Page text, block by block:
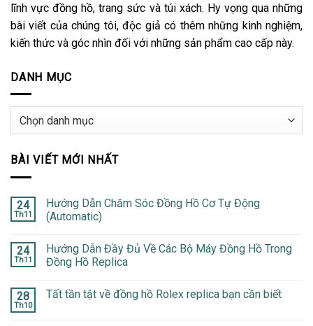
lĩnh vực đồng hồ, trang sức và túi xách. Hy vọng qua những
bài viết của chúng tôi, độc giả có thêm những kinh nghiệm,
kiến thức và góc nhìn đối với những sản phẩm cao cấp này.
DANH MỤC
Danh
BÀI VIẾT MỚI NHẤT
24
Th11
Hướng Dẫn Chăm Sóc Đồng Hồ Cơ Tự Động
(Automatic)
24
Th11
Hướng Dẫn Đầy Đủ Về Các Bộ Máy Đồng Hồ Trong
Đồng Hồ Replica
28
Th10
Tất tần tật về đồng hồ Rolex replica bạn cần biết